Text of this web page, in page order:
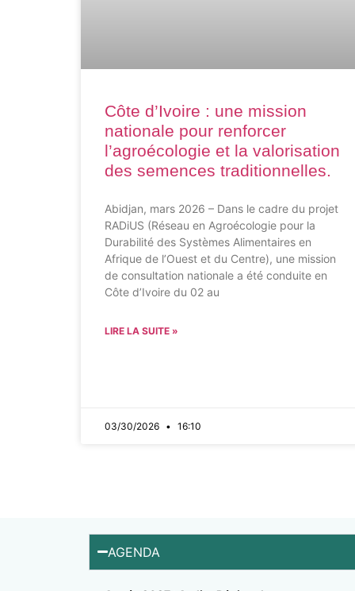
Côte d’Ivoire : une mission
nationale pour renforcer
l’agroécologie et la valorisation
des semences traditionnelles.
Abidjan, mars 2026 – Dans le cadre du projet
RADiUS (Réseau en Agroécologie pour la
Durabilité des Systèmes Alimentaires en
Afrique de l’Ouest et du Centre), une mission
de consultation nationale a été conduite en
Côte d’Ivoire du 02 au
LIRE LA SUITE »
03/30/2026 16:10
AGENDA